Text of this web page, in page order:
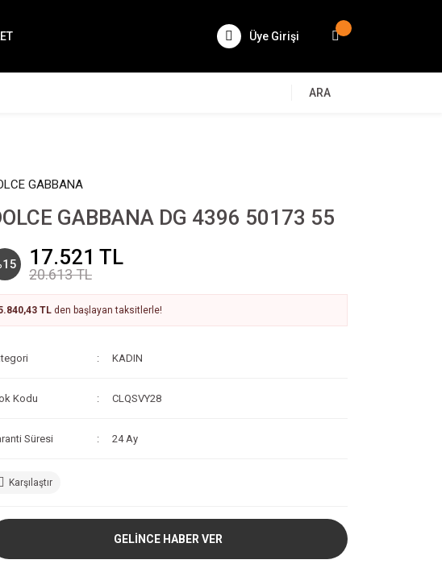
Üye Girişi
ARA
GABBANA
GABBANA DG 4396 50173 55
17.521 TL
20.613 TL
TL den başlayan taksitlerle!
KADIN
Kodu CLQSVY28
Süresi 24 Ay
Karşılaştır
GELİNCE HABER VER